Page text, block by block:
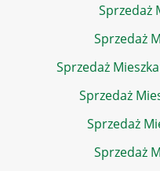
Sprzedaż
Sprzedaż
Sprzedaż
Sprzedaż
Sprzedaż
Sprzedaż